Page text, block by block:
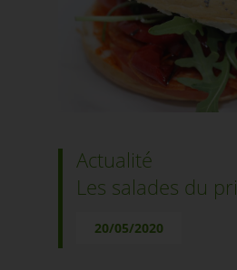
Actualité
Les salades du
20/05/2020